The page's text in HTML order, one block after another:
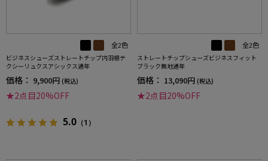
全2色
ビジネスシューズストレートチップ内羽根テ
クシーリュクスアシックス通年
価格： 9,900円 (税込)
★2点目20%OFF
5.0 （1）
全2色
ストレートチップシューズビジネスフィット
ブラック無地通年
価格： 13,090円 (税込)
★2点目20%OFF